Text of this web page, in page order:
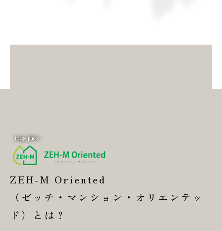
ZEH-M Oriented
（ゼッチ・マンション・オリエンテッ
ド）とは？